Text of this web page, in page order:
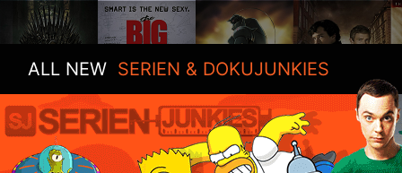
ALL NEW SERIEN & DOKUJUNKIES